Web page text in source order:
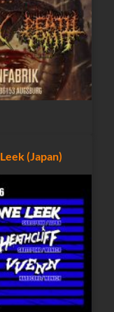
(Japan)